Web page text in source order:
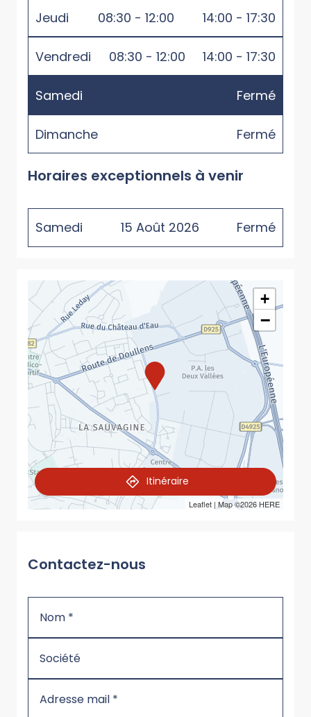
Jeudi 08:30 - 12:00 14:00 - 17:30
Vendredi 08:30 - 12:00 14:00 - 17:30
Samedi Fermé
Dimanche Fermé
Horaires exceptionnels à venir
Samedi 15 Août 2026 Fermé
+
−
Leaflet | Map ©2026HERE
Itinéraire
Contactez-nous